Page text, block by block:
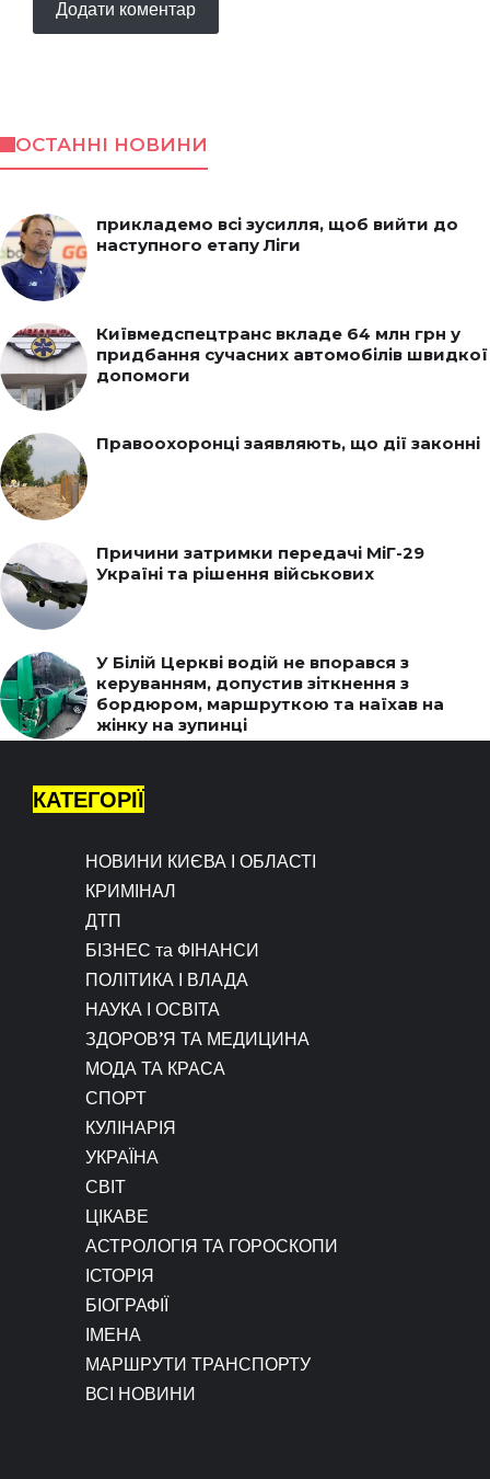
ОСТАННІ НОВИНИ
прикладемо всі зусилля, щоб вийти до
наступного етапу Ліги
Київмедспецтранс вкладе 64 млн грн у
придбання сучасних автомобілів швидкої
допомоги
Правоохоронці заявляють, що дії законні
Причини затримки передачі МіГ-29
Україні та рішення військових
У Білій Церкві водій не впорався з
керуванням, допустив зіткнення з
бордюром, маршруткою та наїхав на
жінку на зупинці
КАТЕГОРІЇ
НОВИНИ КИЄВА І ОБЛАСТІ
КРИМІНАЛ
ДТП
БІЗНЕС та ФІНАНСИ
ПОЛІТИКА І ВЛАДА
НАУКА І ОСВІТА
ЗДОРОВ’Я ТА МЕДИЦИНА
МОДА ТА КРАСА
СПОРТ
КУЛІНАРІЯ
УКРАЇНА
СВІТ
ЦІКАВЕ
АСТРОЛОГІЯ ТА ГОРОСКОПИ
ІСТОРІЯ
БІОГРАФІЇ
ІМЕНА
МАРШРУТИ ТРАНСПОРТУ
ВСІ НОВИНИ